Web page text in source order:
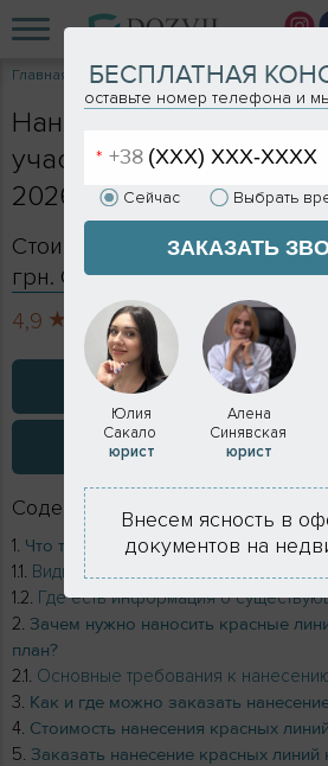
Главная Услуги Нанесение красных линий
ВИДЕО
ЗАКАЗАТЬ
Нанесение красных
участка в Киеве и
2026 году
Стоимость в Киеве и
грн. Сроки - индивидуально
4,9
713 отзывов
Содержание
Что такое красные линии в
Виды и типы красных линий на
Где есть информация о
Зачем нужно наносить красные
план?
Основные требования к
Как и где можно заказать
Стоимость нанесения красных
Заказать нанесение красных
БЕСПЛАТНАЯ
оставьте номер телефона и
Сейчас Выбрать
ЗАКАЗАТЬ
Юлия
Сакало
юрист
Алена
Синявская
юрист
Внесем ясность в
документов на